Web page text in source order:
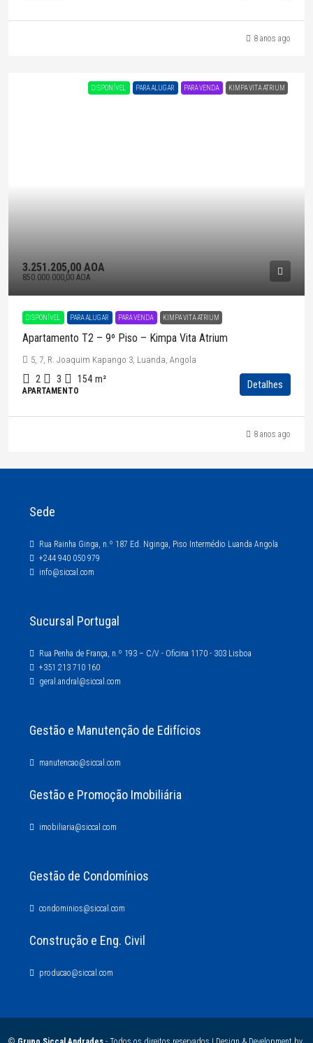
8 anos ago
DISPONÍVEL PARA ALUGAR PARA VENDA KIMPA VITA ATRIUM
3.251.205,00 AOA
850.000.000,00 AOA
DISPONÍVEL PARA ALUGAR PARA VENDA KIMPA VITA ATRIUM
Apartamento T2 – 9º Piso – Kimpa Vita Atrium
5, 7, R. Joaquim Kapango 3, Luanda, Angola
2 3 154 m²
APARTAMENTO Detalhes
8 anos ago
Sede
Rua Rainha Ginga, n.º 187 Ed. Nginga, Piso Intermédio Luanda Angola
+244 940 050 979
info@siccal.com
Sucursal Portugal
Rua Penha de França, n.º 193 – C/V - Oficina 1170 - 303 Lisboa
+351 213 710 160
geral.andral@siccal.com
Gestão e Manutenção de Edifícios
manutencao@siccal.com
Gestão e Promoção Imobiliária
imobiliaria@siccal.com
Gestão de Condomínios
condominios@siccal.com
Construção e Eng. Civil
producao@siccal.com